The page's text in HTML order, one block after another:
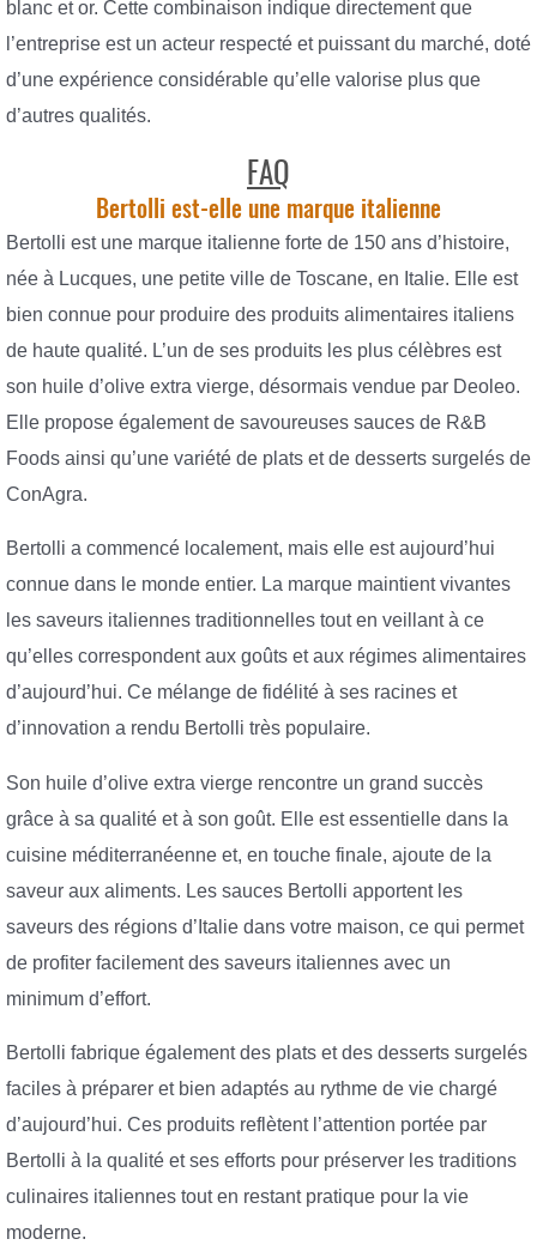
blanc et or. Cette combinaison indique directement que
l’entreprise est un acteur respecté et puissant du marché, doté
d’une expérience considérable qu’elle valorise plus que
d’autres qualités.
FAQ
Bertolli est-elle une marque italienne
Bertolli est une marque italienne forte de 150 ans d’histoire,
née à Lucques, une petite ville de Toscane, en Italie. Elle est
bien connue pour produire des produits alimentaires italiens
de haute qualité. L’un de ses produits les plus célèbres est
son huile d’olive extra vierge, désormais vendue par Deoleo.
Elle propose également de savoureuses sauces de R&B
Foods ainsi qu’une variété de plats et de desserts surgelés de
ConAgra.
Bertolli a commencé localement, mais elle est aujourd’hui
connue dans le monde entier. La marque maintient vivantes
les saveurs italiennes traditionnelles tout en veillant à ce
qu’elles correspondent aux goûts et aux régimes alimentaires
d’aujourd’hui. Ce mélange de fidélité à ses racines et
d’innovation a rendu Bertolli très populaire.
Son huile d’olive extra vierge rencontre un grand succès
grâce à sa qualité et à son goût. Elle est essentielle dans la
cuisine méditerranéenne et, en touche finale, ajoute de la
saveur aux aliments. Les sauces Bertolli apportent les
saveurs des régions d’Italie dans votre maison, ce qui permet
de profiter facilement des saveurs italiennes avec un
minimum d’effort.
Bertolli fabrique également des plats et des desserts surgelés
faciles à préparer et bien adaptés au rythme de vie chargé
d’aujourd’hui. Ces produits reflètent l’attention portée par
Bertolli à la qualité et ses efforts pour préserver les traditions
culinaires italiennes tout en restant pratique pour la vie
moderne.